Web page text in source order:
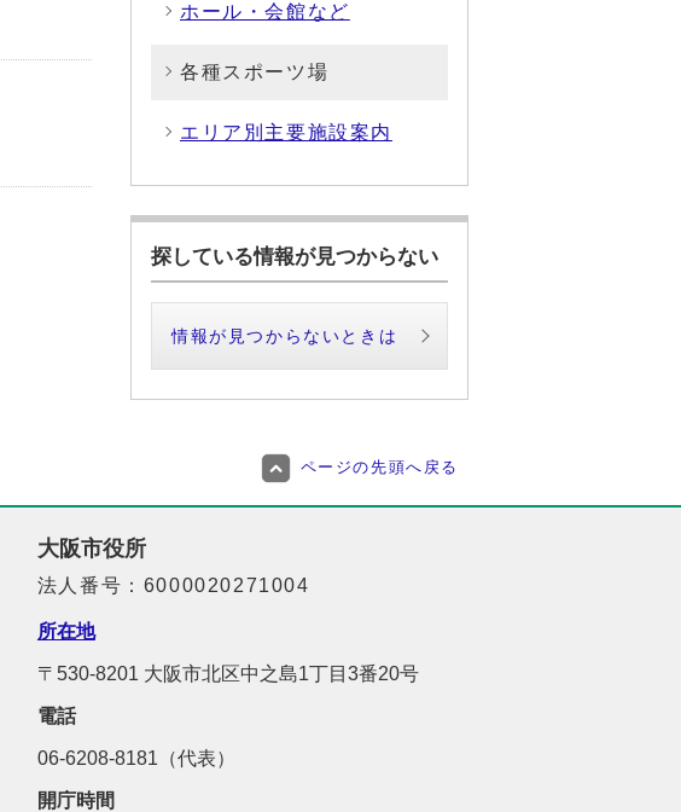
ホール・会館など
各種スポーツ場
エリア別主要施設案内
探している情報が見つからない
情報が見つからないときは
ページの先頭へ戻る
大阪市役所
法人番号：6000020271004
所在地
〒530-8201 大阪市北区中之島1丁目3番20号
電話
06-6208-8181（代表）
開庁時間